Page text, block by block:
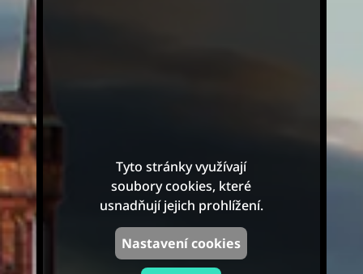
Tyto stránky využívají
soubory cookies, které
usnadňují jejich prohlížení.
Nastavení cookies